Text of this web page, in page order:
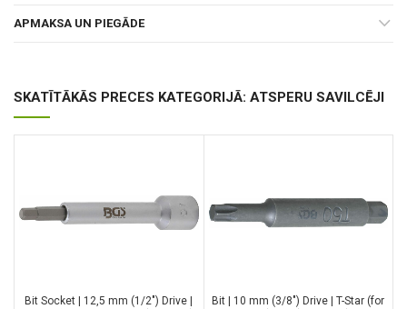
APMAKSA UN PIEGĀDE
SKATĪTĀKĀS PRECES KATEGORIJĀ: ATSPERU SAVILCĒJI
Bit Socket | 12,5 mm (1/2″) Drive |
Bit | 10 mm (3/8″) Drive | T-Star (for